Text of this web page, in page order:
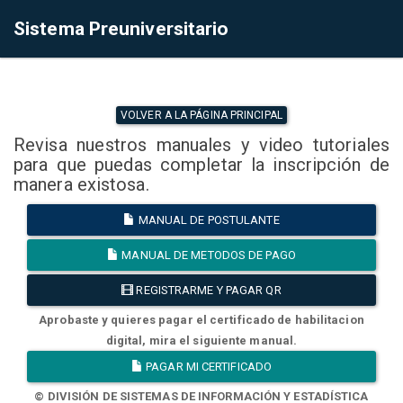
Sistema Preuniversitario
VOLVER A LA PÁGINA PRINCIPAL
Revisa nuestros manuales y video tutoriales
para que puedas completar la inscripción de
manera existosa.
MANUAL DE POSTULANTE
MANUAL DE METODOS DE PAGO
REGISTRARME Y PAGAR QR
Aprobaste y quieres pagar el certificado de habilitacion
digital, mira el siguiente manual.
PAGAR MI CERTIFICADO
© DIVISIÓN DE SISTEMAS DE INFORMACIÓN Y ESTADÍSTICA